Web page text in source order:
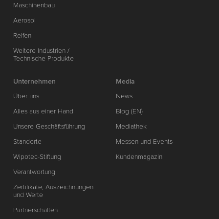
Maschinenbau
Aerosol
Reifen
Weitere Industrien /
Technische Produkte
Unternehmen
Über uns
Alles aus einer Hand
Unsere Geschäftsführung
Standorte
Wipotec-Stiftung
Verantwortung
Zertifikate, Auszeichnungen
und Werte
Partnerschaften
Media
News
Blog (EN)
Mediathek
Messen und Events
Kundenmagazin